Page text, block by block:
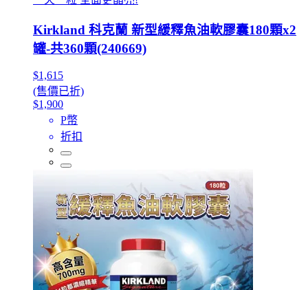
Kirkland 科克蘭 新型緩釋魚油軟膠囊180顆x2
罐-共360顆(240669)
$1,615
(售價已折)
$1,900
P幣
折扣